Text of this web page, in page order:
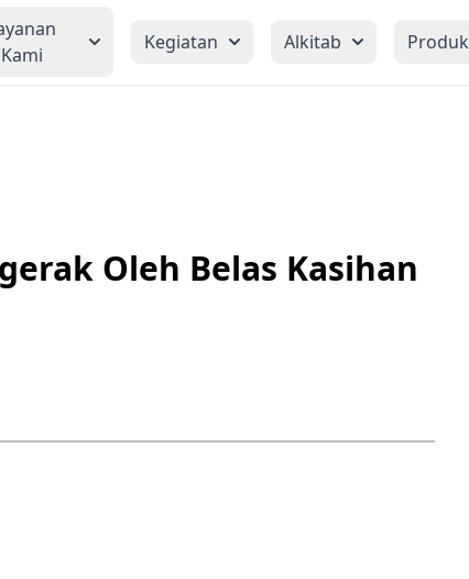
Kami
Kegiatan Alkitab Produk
Oleh Belas Kasihan